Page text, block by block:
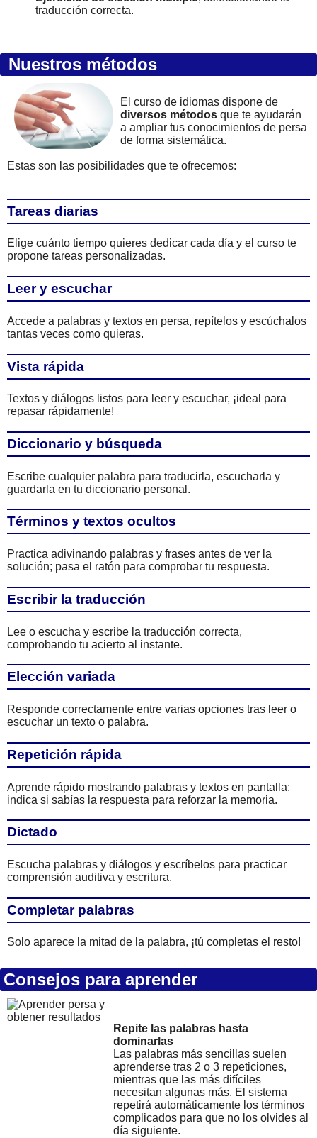
traducción correcta.
Nuestros métodos
El curso de idiomas dispone de
diversos métodos que te ayudarán
a ampliar tus conocimientos de persa
de forma sistemática.
Estas son las posibilidades que te ofrecemos:
Tareas diarias
Elige cuánto tiempo quieres dedicar cada día y el curso te
propone tareas personalizadas.
Leer y escuchar
Accede a palabras y textos en persa, repítelos y escúchalos
tantas veces como quieras.
Vista rápida
Textos y diálogos listos para leer y escuchar, ¡ideal para
repasar rápidamente!
Diccionario y búsqueda
Escribe cualquier palabra para traducirla, escucharla y
guardarla en tu diccionario personal.
Términos y textos ocultos
Practica adivinando palabras y frases antes de ver la
solución; pasa el ratón para comprobar tu respuesta.
Escribir la traducción
Lee o escucha y escribe la traducción correcta,
comprobando tu acierto al instante.
Elección variada
Responde correctamente entre varias opciones tras leer o
escuchar un texto o palabra.
Repetición rápida
Aprende rápido mostrando palabras y textos en pantalla;
indica si sabías la respuesta para reforzar la memoria.
Dictado
Escucha palabras y diálogos y escríbelos para practicar
comprensión auditiva y escritura.
Completar palabras
Solo aparece la mitad de la palabra, ¡tú completas el resto!
Consejos para aprender
Repite las palabras hasta
dominarlas
Las palabras más sencillas suelen
aprenderse tras 2 o 3 repeticiones,
mientras que las más difíciles
necesitan algunas más. El sistema
repetirá automáticamente los términos
complicados para que no los olvides al
día siguiente.